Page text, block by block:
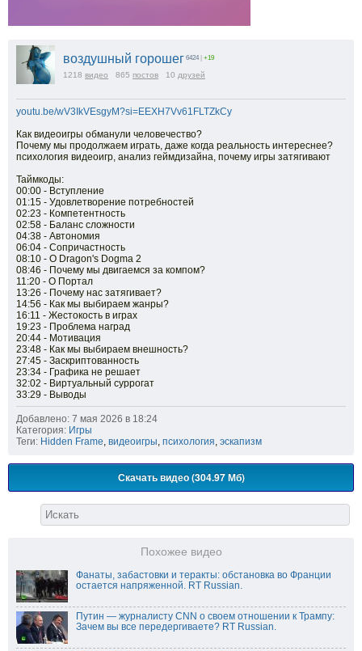
воздушный горошег 6424 +19
1218 видео 865 постов 10 друзей
youtu.be/wV3IkVEsgyM?si=EEXH7Vv61FLTZkCy
Как видеоигры обманули человечество?
Почему мы продолжаем играть, даже когда реальность интереснее?
психология видеоигр, анализ геймдизайна, почему игры затягивают
Таймкоды:
00:00 - Вступление
01:15 - Удовлетворение потребностей
02:23 - Компетентность
02:58 - Баланс сложности
04:38 - Автономия
06:04 - Сопричастность
08:10 - О Dragon's Dogma 2
08:46 - Почему мы двигаемся за компом?
11:20 - О Портал
13:26 - Почему нас затягивает?
14:56 - Как мы выбираем жанры?
16:11 - Жестокость в играх
19:23 - Проблема наград
20:44 - Мотивация
23:48 - Как мы выбираем внешность?
27:45 - Заскриптованность
23:34 - Графика не решает
32:02 - Виртуальный суррогат
33:29 - Выводы
Добавлено: 7 мая 2026 в 18:24
Категория: Игры
Теги: Hidden Frame, видеоигры, психология, эскапизм
Скачать видео (304.97 Мб)
Похожее видео
Фанаты, забастовки и теракты: обстановка во Франции
остается напряженной. RT Russian.
Путин — журналисту CNN о своем отношении к Трампу:
Зачем вы все передергиваете? RT Russian.